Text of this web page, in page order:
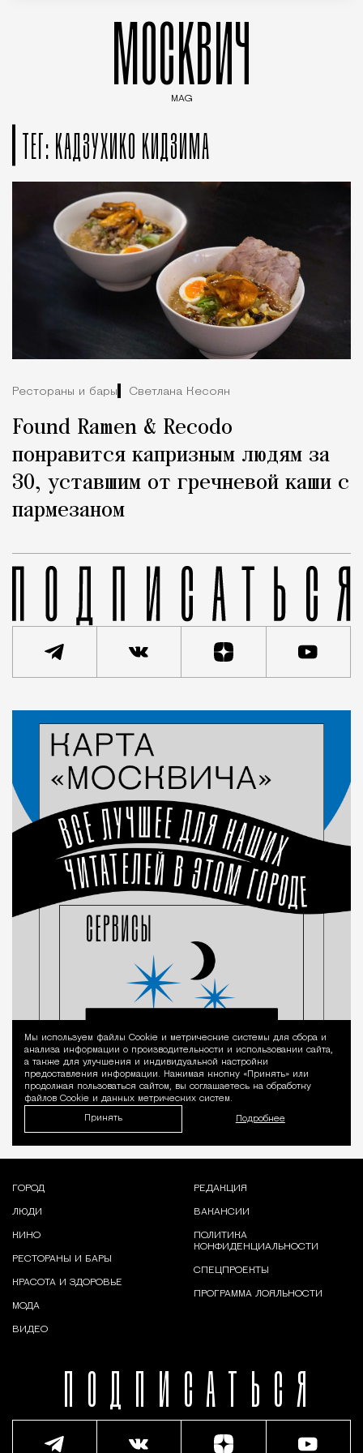
МОСКВИЧ
MAG
ТЕГ: КАДЗУХИКО КИДЗИМА
Рестораны и бары Светлана Кесоян
Found Ramen & Recodo
понравится капризным людям за
30, уставшим от гречневой каши с
пармезаном
Уведомление
Мы используем файлы Сookie и метрические системы для сбора и
анализа информации о производительности и использовании сайта,
а также для улучшения и индивидуальной настройки
предоставления информации. Нажимая кнопку «Принять» или
продолжая пользоваться сайтом, вы соглашаетесь на обработку
файлов Cookie и данных метрических систем.
Принять Подробнее
ПОДПИСАТЬСЯ
ГОРОД
ЛЮДИ
КИНО
РЕСТОРАНЫ И БАРЫ
КРАСОТА И ЗДОРОВЬЕ
МОДА
ВИДЕО
РЕДАКЦИЯ
ВАКАНСИИ
ПОЛИТИКА
КОНФИДЕНЦИАЛЬНОСТИ
СПЕЦПРОЕКТЫ
ПРОГРАММА ЛОЯЛЬНОСТИ